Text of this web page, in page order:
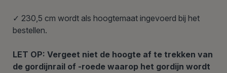
✓ 230,5 cm wordt als hoogtemaat ingevoerd bij het
bestellen.
LET OP: Vergeet niet de hoogte af te trekken van
de gordijnrail of -roede waarop het gordijn wordt